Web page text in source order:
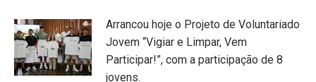
Arrancou hoje o Projeto de Voluntariado
Jovem “Vigiar e Limpar, Vem
Participar!”, com a participação de 8
jovens.